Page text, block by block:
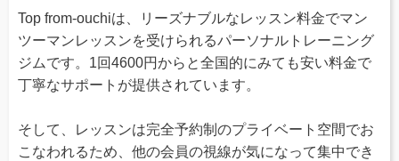
Top from-ouchiは、リーズナブルなレッスン料金でマン
ツーマンレッスンを受けられるパーソナルトレーニング
ジムです。1回4600円からと全国的にみても安い料金で
丁寧なサポートが提供されています。
そして、レッスンは完全予約制のプライベート空間でお
こなわれるため、他の会員の視線が気になって集中でき